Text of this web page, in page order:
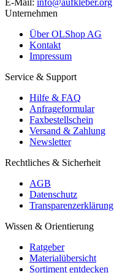
E-Mail: info@aufkleber.org
Unternehmen
Über OLShop AG
Kontakt
Impressum
Service & Support
Hilfe & FAQ
Anfrageformular
Faxbestellschein
Versand & Zahlung
Newsletter
Rechtliches & Sicherheit
AGB
Datenschutz
Transparenzerklärung
Wissen & Orientierung
Ratgeber
Materialübersicht
Sortiment entdecken